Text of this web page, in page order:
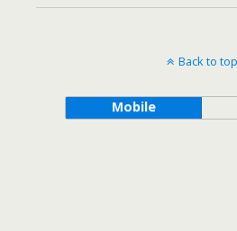
Back to top
Mobile